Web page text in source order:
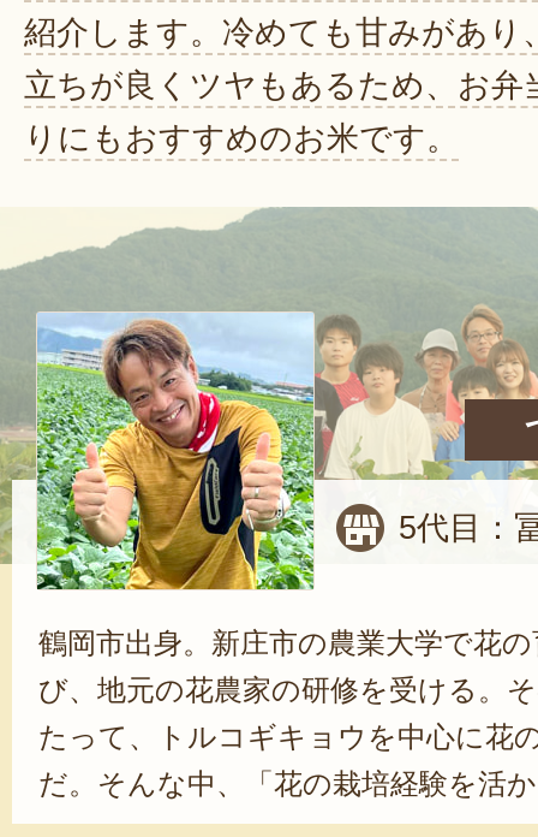
紹介します。冷めても甘みがあり
立ちが良くツヤもあるため、お弁
りにもおすすめのお米です。
5代目：
鶴岡市出身。新庄市の農業大学で花
び、地元の花農家の研修を受ける。
たって、トルコギキョウを中心に花
だ。そんな中、「花の栽培経験を活